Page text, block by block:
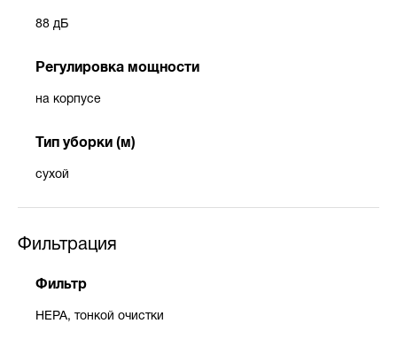
88 дБ
Регулировка мощности
на корпусе
Тип уборки (м)
сухой
Фильтрация
Фильтр
HEPA, тонкой очистки